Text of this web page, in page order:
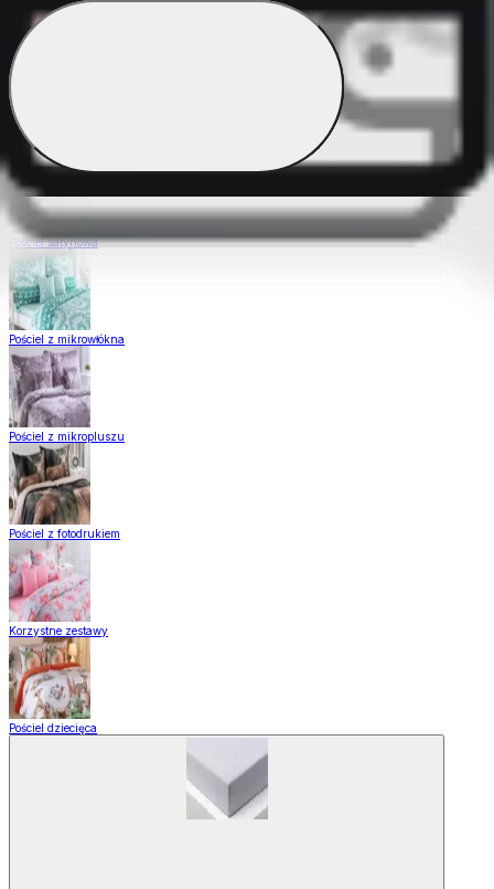
Pościel Dual Feel
Pościel z gładkiej bawełny
Pościel satynowa
Pościel z mikrowłókna
Pościel z mikropluszu
Pościel z fotodrukiem
Korzystne zestawy
Pościel dziecięca